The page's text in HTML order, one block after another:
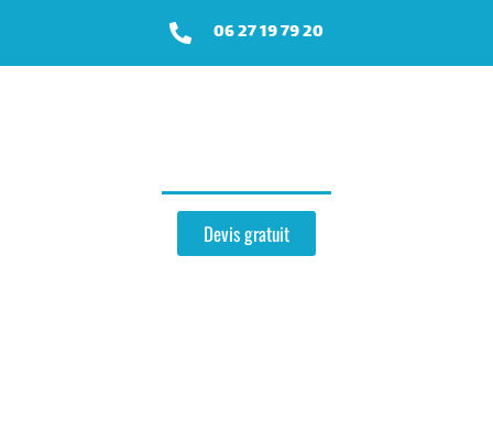
06 27 19 79 20
Devis gratuit